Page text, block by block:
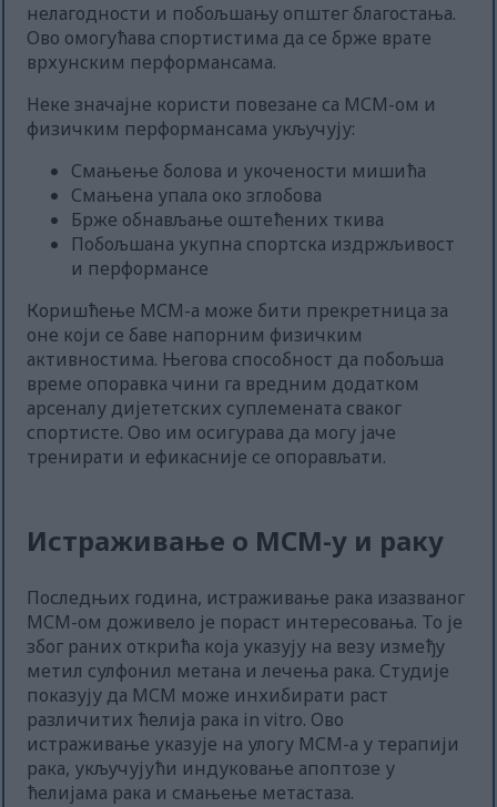
нелагодности и побољшању општег благостања.
Ово омогућава спортистима да се брже врате
врхунским перформансама.
Неке значајне користи повезане са МСМ-ом и
физичким перформансама укључују:
Смањење болова и укочености мишића
Смањена упала око зглобова
Брже обнављање оштећених ткива
Побољшана укупна спортска издржљивост
и перформансе
Коришћење МСМ-а може бити прекретница за
оне који се баве напорним физичким
активностима. Његова способност да побољша
време опоравка чини га вредним додатком
арсеналу дијететских суплемената сваког
спортисте. Ово им осигурава да могу јаче
тренирати и ефикасније се опорављати.
Истраживање о МСМ-у и раку
Последњих година, истраживање рака изазваног
МСМ-ом доживело је пораст интересовања. То је
због раних открића која указују на везу између
метил сулфонил метана и лечења рака. Студије
показују да МСМ може инхибирати раст
различитих ћелија рака in vitro. Ово
истраживање указује на улогу МСМ-а у терапији
рака, укључујући индуковање апоптозе у
ћелијама рака и смањење метастаза.